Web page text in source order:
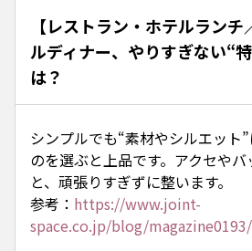
【レストラン・ホテルラン
ルディナー、やりすぎない“
は？
シンプルでも“素材やシルエット
のを選ぶと上品です。アクセや
と、頑張りすぎずに整います。
参考： https://www.joint-
space.co.jp/blog/magazine0193/